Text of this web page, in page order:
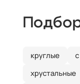
круглые
хрустальные